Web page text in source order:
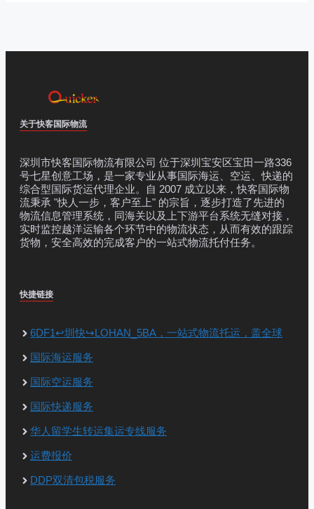
关于快客国际物流
深圳市快客国际物流有限公司 位于深圳宝安区宝田一路336
号七星创意工场，是一家专业从事国际海运、空运、快递的
综合型国际货运代理企业。自 2007 成立以来，快客国际物
流秉承 "快人一步，客户至上" 的宗旨，逐步打造了先进的
物流信息管理系统，同海关以及上下游平台系统无缝对接，
实时监控越洋运输各个环节中的物流状态，从而有效的跟踪
货物，安全高效的完成客户的一站式物流托付任务。
快捷链接
6DF1↩圳快↪LOHAN_5BA，一站式物流托运，盖全球
国际海运服务
国际空运服务
国际快递服务
华人留学生转运集运专线服务
运费报价
DDP双清包税服务